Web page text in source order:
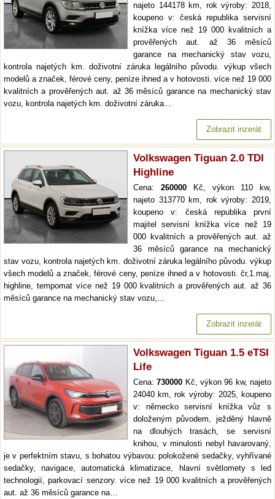
najeto 144178 km, rok výroby: 2018,
koupeno v: česká republika servisní
knížka více než 19 000 kvalitních a
prověřených aut. až 36 měsíců
garance na mechanický stav vozu,
kontrola najetých km. doživotní záruka legálního původu. výkup všech
modelů a značek, férové ceny, peníze ihned a v hotovosti. více než 19 000
kvalitních a prověřených aut. až 36 měsíců garance na mechanický stav
vozu, kontrola najetých km. doživotní záruka…
Zobrazit inzerát
Volkswagen Tiguan 2.0 TDI
Highline
Cena: 260000 Kč, výkon 110 kw,
najeto 313770 km, rok výroby: 2019,
koupeno v: česká republika první
majitel servisní knížka více než 19
000 kvalitních a prověřených aut. až
36 měsíců garance na mechanický
stav vozu, kontrola najetých km. doživotní záruka legálního původu. výkup
všech modelů a značek, férové ceny, peníze ihned a v hotovosti. čr,1.maj,
highline, tempomat více než 19 000 kvalitních a prověřených aut. až 36
měsíců garance na mechanický stav vozu,…
Zobrazit inzerát
Volkswagen Tiguan 1.5 eTSI
Life
Cena:730000 Kč, výkon 96 kw, najeto
24040 km, rok výroby: 2025, koupeno
v: německo servisní knížka vůz s
doloženým původem, ježděný hlavně
na dlouhých trasách, se servisní
knihou, v minulosti nebyl havarovaný,
je v perfektním stavu, s bohatou výbavou: polokožené sedačky, vyhřívané
sedačky, navigace, automatická klimatizace, hlavní světlomety s led
technologií, parkovací senzory. více než 19 000 kvalitních a prověřených
aut. až 36 měsíců garance na…